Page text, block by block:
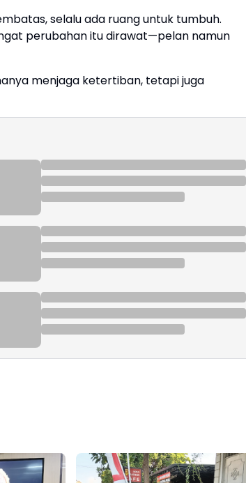
selalu ada ruang untuk tumbuh.
perubahan itu dirawat—pelan namun
menjaga ketertiban, tetapi juga